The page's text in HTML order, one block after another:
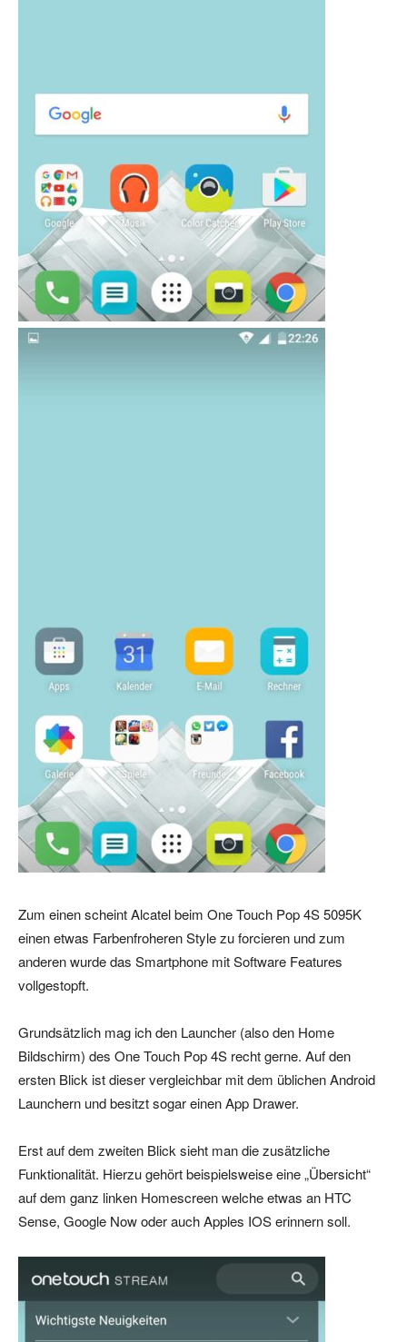
Zum einen scheint Alcatel beim One Touch Pop 4S 5095K
einen etwas Farbenfroheren Style zu forcieren und zum
anderen wurde das Smartphone mit Software Features
vollgestopft.
Grundsätzlich mag ich den Launcher (also den Home
Bildschirm) des One Touch Pop 4S recht gerne. Auf den
ersten Blick ist dieser vergleichbar mit dem üblichen Android
Launchern und besitzt sogar einen App Drawer.
Erst auf dem zweiten Blick sieht man die zusätzliche
Funktionalität. Hierzu gehört beispielsweise eine „Übersicht“
auf dem ganz linken Homescreen welche etwas an HTC
Sense, Google Now oder auch Apples IOS erinnern soll.